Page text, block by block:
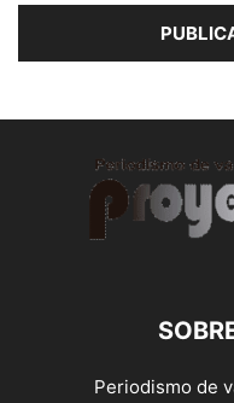
Periodismo de